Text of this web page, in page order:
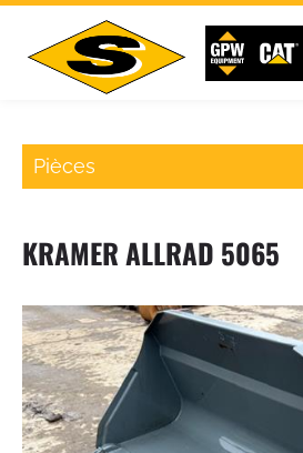
Pièces
GODET DU CHARGEUR
GODET 4 EN 1
KRAMER ALLRAD 5065